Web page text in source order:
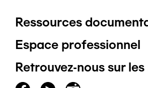
Pied
de
page
Ressources
Espace professionnel
Retrouvez-nous sur